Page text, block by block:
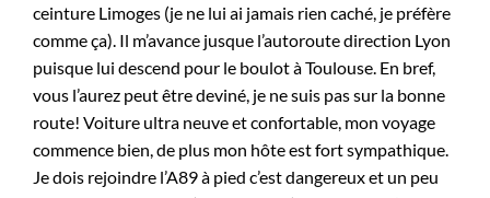
ceinture Limoges (je ne lui ai jamais rien caché, je préfère
comme ça). Il m’avance jusque l’autoroute direction Lyon
puisque lui descend pour le boulot à Toulouse. En bref,
vous l’aurez peut être deviné, je ne suis pas sur la bonne
route! Voiture ultra neuve et confortable, mon voyage
commence bien, de plus mon hôte est fort sympathique.
Je dois rejoindre l’A89 à pied c’est dangereux et un peu